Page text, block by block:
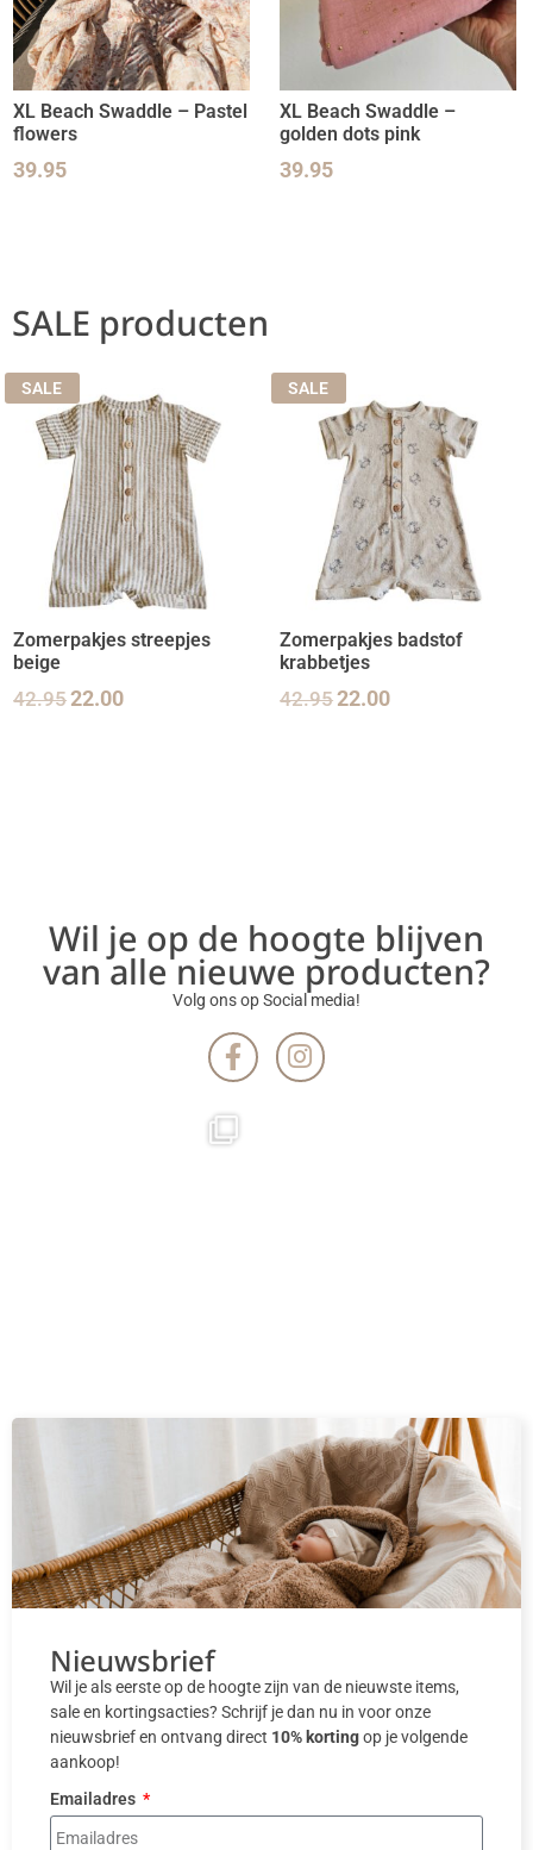
XL Beach Swaddle – Pastel
flowers
39.95
XL Beach Swaddle –
golden dots pink
39.95
SALE producten
SALE
Zomerpakjes streepjes
beige
42.9522.00
SALE
Zomerpakjes badstof
krabbetjes
42.9522.00
Wil je op de hoogte blijven
van alle nieuwe producten?
Volg ons op Social media!
Nieuwsbrief
Wil je als eerste op de hoogte zijn van de nieuwste items,
sale en kortingsacties? Schrijf je dan nu in voor onze
nieuwsbrief en ontvang direct 10% kortingop je volgende
aankoop!
Emailadres